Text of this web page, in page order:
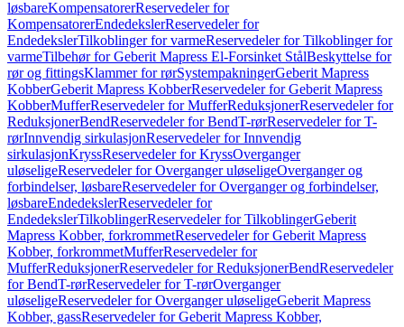
løsbareKompensatorerReservedeler for
KompensatorerEndedekslerReservedeler for
EndedekslerTilkoblinger for varmeReservedeler for Tilkoblinger for
varmeTilbehør for Geberit Mapress El-Forsinket StålBeskyttelse for
rør og fittingsKlammer for rørSystempakningerGeberit Mapress
KobberGeberit Mapress KobberReservedeler for Geberit Mapress
KobberMufferReservedeler for MufferReduksjonerReservedeler for
ReduksjonerBendReservedeler for BendT-rørReservedeler for T-
rørInnvendig sirkulasjonReservedeler for Innvendig
sirkulasjonKryssReservedeler for KryssOverganger
uløseligeReservedeler for Overganger uløseligeOverganger og
forbindelser, løsbareReservedeler for Overganger og forbindelser,
løsbareEndedekslerReservedeler for
EndedekslerTilkoblingerReservedeler for TilkoblingerGeberit
Mapress Kobber, forkrommetReservedeler for Geberit Mapress
Kobber, forkrommetMufferReservedeler for
MufferReduksjonerReservedeler for ReduksjonerBendReservedeler
for BendT-rørReservedeler for T-rørOverganger
uløseligeReservedeler for Overganger uløseligeGeberit Mapress
Kobber, gassReservedeler for Geberit Mapress Kobber,